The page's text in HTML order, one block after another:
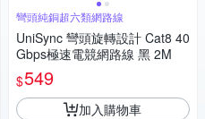
彎頭純銅超六類網路線
UniSync 彎頭旋轉設計 Cat8 40
Gbps極速電競網路線 黑 2M
$549
加入購物車